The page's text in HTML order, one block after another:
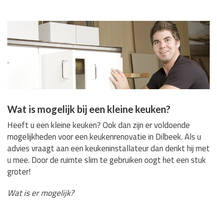
Wat is mogelijk bij een kleine keuken?
Heeft u een kleine keuken? Ook dan zijn er voldoende
mogelijkheden voor een keukenrenovatie in Dilbeek. Als u
advies vraagt aan een keukeninstallateur dan denkt hij met
u mee. Door de ruimte slim te gebruiken oogt het een stuk
groter!
Wat is er mogelijk?